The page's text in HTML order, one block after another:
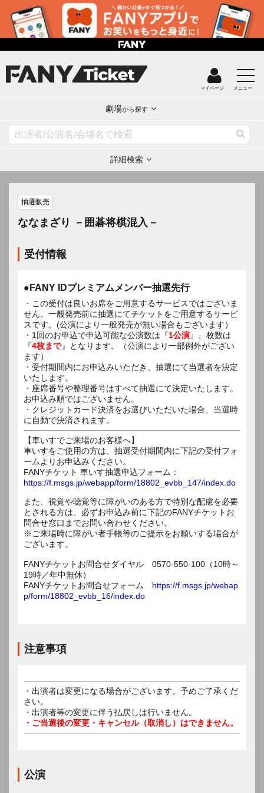
マイページ メニュー
劇場から探す
詳細検索
抽選販売
ななまざり －囲碁将棋混入－
受付情報
●FANY IDプレミアムメンバー抽選先行
・この受付は良いお席をご用意するサービスではございま
せん。一般発売前に抽選にてチケットをご用意するサービ
スです。(公演により一般発売が無い場合もございます）
・1回のお申込で申込可能な公演数は『1公演』、枚数は
『4枚まで』となります。（公演により一部例外がござい
ます）
・受付期間内にお申込みいただき、抽選にて当選者を決定
いたします。
・座席番号や整理番号はすべて抽選にて決定いたします。
お申込み順ではございません。
・クレジットカード決済をお選びいただいた場合、当選時
に自動で決済されます。
【車いすでご来場のお客様へ】
車いすをご使用の方は、抽選受付期間内に下記の受付フォ
ームよりお申込みください。
FANYチケット 車いす抽選申込フォーム：
https://f.msgs.jp/webapp/form/18802_evbb_147/index.do
また、視覚や聴覚等に障がいのある方で特別な配慮を必要
とされる方は、必ずお申込み前に下記のFANYチケットお
問合せ窓口までお問い合わせください。
※ご来場時に障がい者手帳等のご提示をお願いする場合が
ございます。
FANYチケットお問合せダイヤル 0570-550-100（10時～
19時／年中無休）
FANYチケットお問合せフォーム https://f.msgs.jp/webap
p/form/18802_evbb_16/index.do
注意事項
・出演者は変更になる場合がございます。予めご了承くだ
さい。
・出演者等の変更に伴う払戻しは行いません。
・ご当選後の変更・キャンセル（取消し）はできません。
公演